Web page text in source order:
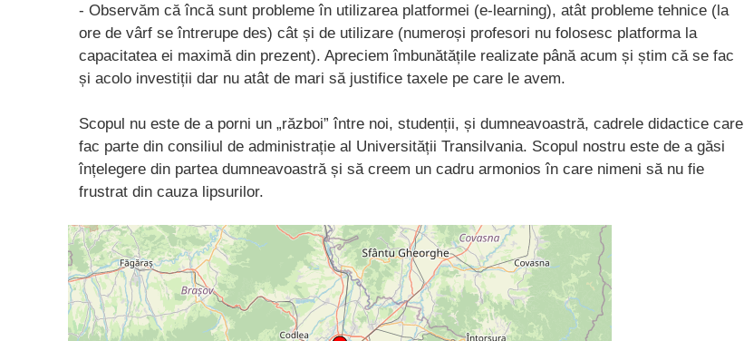
- Observăm că încă sunt probleme în utilizarea platformei (e-learning), atât probleme tehnice (la
ore de vârf se întrerupe des) cât și de utilizare (numeroși profesori nu folosesc platforma la
capacitatea ei maximă din prezent). Apreciem îmbunătățile realizate până acum și știm că se fac
și acolo investiții dar nu atât de mari să justifice taxele pe care le avem.
Scopul nu este de a porni un „război” între noi, studenții, și dumneavoastră, cadrele didactice care
fac parte din consiliul de administrație al Universității Transilvania. Scopul nostru este de a găsi
înțelegere din partea dumneavoastră și să creem un cadru armonios în care nimeni să nu fie
frustrat din cauza lipsurilor.